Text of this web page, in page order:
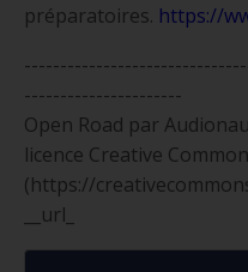
préparatoires. https://
----------------------
Open Road par
licence Creative
(https://
__url_